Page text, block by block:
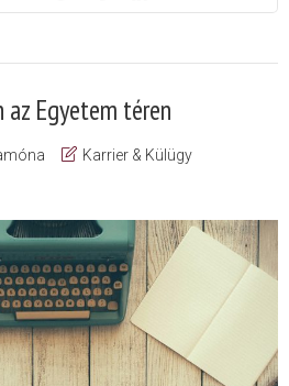
az Egyetem téren
Karrier & Külügy